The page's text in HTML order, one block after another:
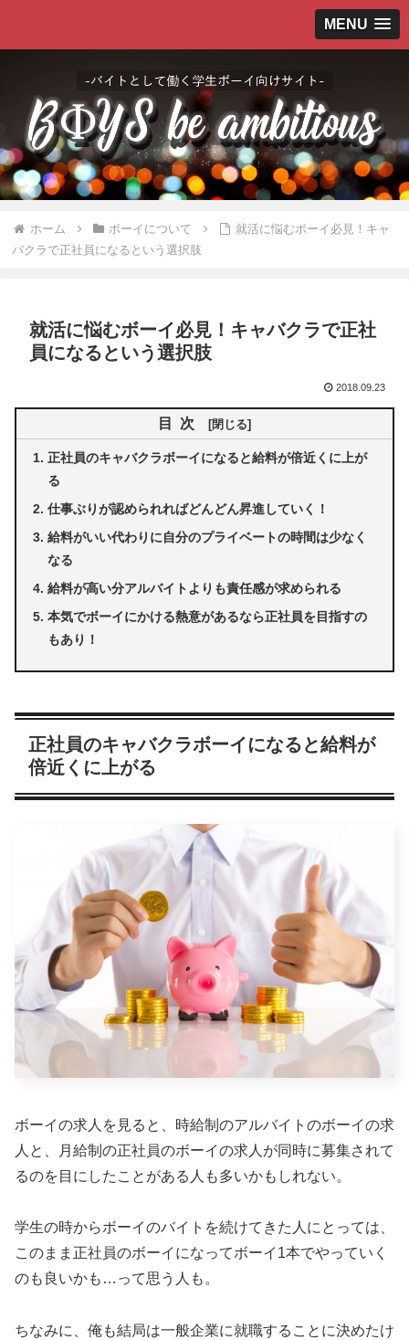
MENU
ホーム ボーイについて
就活に悩むボーイ必見！キャ
バクラで正社員になるという選択肢
就活に悩むボーイ必見！キャバクラで正社
員になるという選択肢
2018.09.23
目次
正社員のキャバクラボーイになると給料が倍近くに上が
る
仕事ぶりが認められればどんどん昇進していく！
給料がいい代わりに自分のプライベートの時間は少なく
なる
給料が高い分アルバイトよりも責任感が求められる
本気でボーイにかける熱意があるなら正社員を目指すの
もあり！
正社員のキャバクラボーイになると給料が
倍近くに上がる
ボーイの求人を見ると、時給制のアルバイトのボーイの求
人と、月給制の正社員のボーイの求人が同時に募集されて
るのを目にしたことがある人も多いかもしれない。
学生の時からボーイのバイトを続けてきた人にとっては、
このまま正社員のボーイになってボーイ1本でやっていく
のも良いかも…って思う人も。
ちなみに、俺も結局は一般企業に就職することに決めたけ